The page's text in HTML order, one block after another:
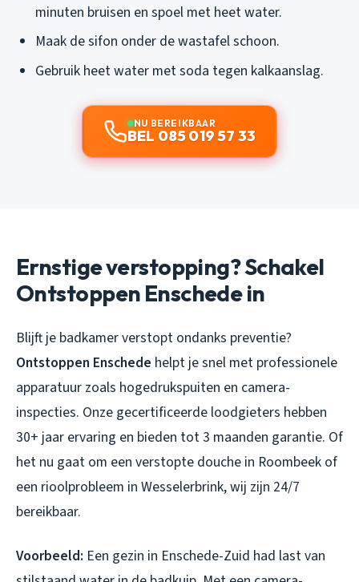
minuten bruisen en spoel met heet water.
Maak de sifon onder de wastafel schoon.
Gebruik heet water met soda tegen kalkaanslag.
NU BEREIKBAAR
BEL 085 019 57 33
Ernstige verstopping? Schakel
Ontstoppen Enschede in
Blijft je badkamer verstopt ondanks preventie?
Ontstoppen Enschede helpt je snel met professionele
apparatuur zoals hogedrukspuiten en camera-
inspecties. Onze gecertificeerde loodgieters hebben
30+ jaar ervaring en bieden tot 3 maanden garantie. Of
het nu gaat om een verstopte douche in Roombeek of
een rioolprobleem in Wesselerbrink, wij zijn 24/7
bereikbaar.
Voorbeeld: Een gezin in Enschede-Zuid had last van